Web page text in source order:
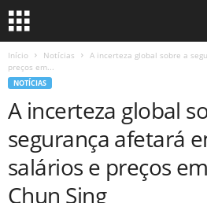
Início Notícias
A incerteza global sobre a
preços em...
NOTÍCIAS
A incerteza global
segurança afetará
salários e preços
Chun Sing